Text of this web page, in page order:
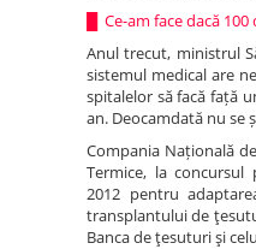
Ce-am face dacă
Anul trecut, ministrul
sistemul medical are
spitalelor să facă față
an. Deocamdată nu se
Compania Națională
Termice, la
2012 pentru
transplantului de
Banca de ţesuturi şi